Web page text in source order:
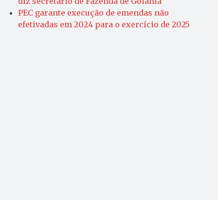
PEC garante execução de emendas não
efetivadas em 2024 para o exercício de 2025